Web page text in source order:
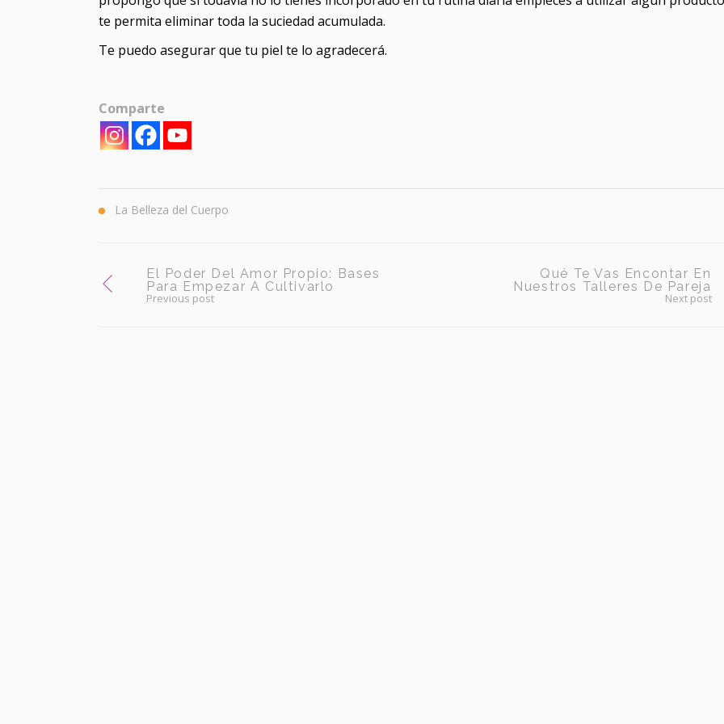
te permita eliminar toda la suciedad acumulada.
Te puedo asegurar que tu piel te lo agradecerá.
Comparte
La Belleza del Cuerpo
El Poder Del Amor Propio: Bases
Para Empezar A Cultivarlo
Previous post
Qué Te Vas Encontar En
Nuestros Talleres De Pareja
Next post